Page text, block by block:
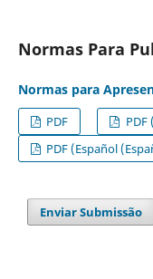
Normas Para
Normas para
PDF
PDF
PDF (Español
Enviar Submissão